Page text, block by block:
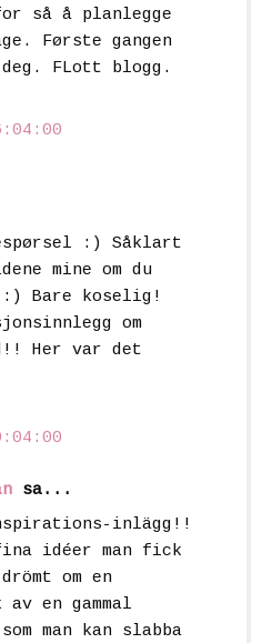
så å planlegge
Første gangen
FLott blogg.
:) Såklart
mine om du
Bare koselig!
om
Her var det
sa...
inlägg!!
fina idéer man fick
om en
en gammal
man kan slabba